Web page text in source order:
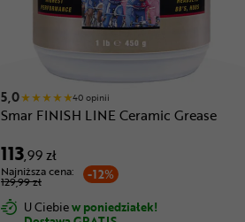
5,0 40 opinii
Smar FINISH LINE Ceramic Grease
113,99 zł
-12%
Najniższa cena:
129,99 zł
U Ciebiew poniedziałek!